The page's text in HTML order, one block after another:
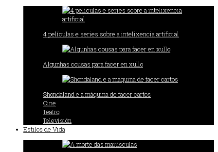
4 películas e series sobre a intelixencia artificial
Algunhas cousas para facer en xullo
Shondaland e a máquina de facer cartos
Cine
Teatro
Televisión
Estilos de Vida